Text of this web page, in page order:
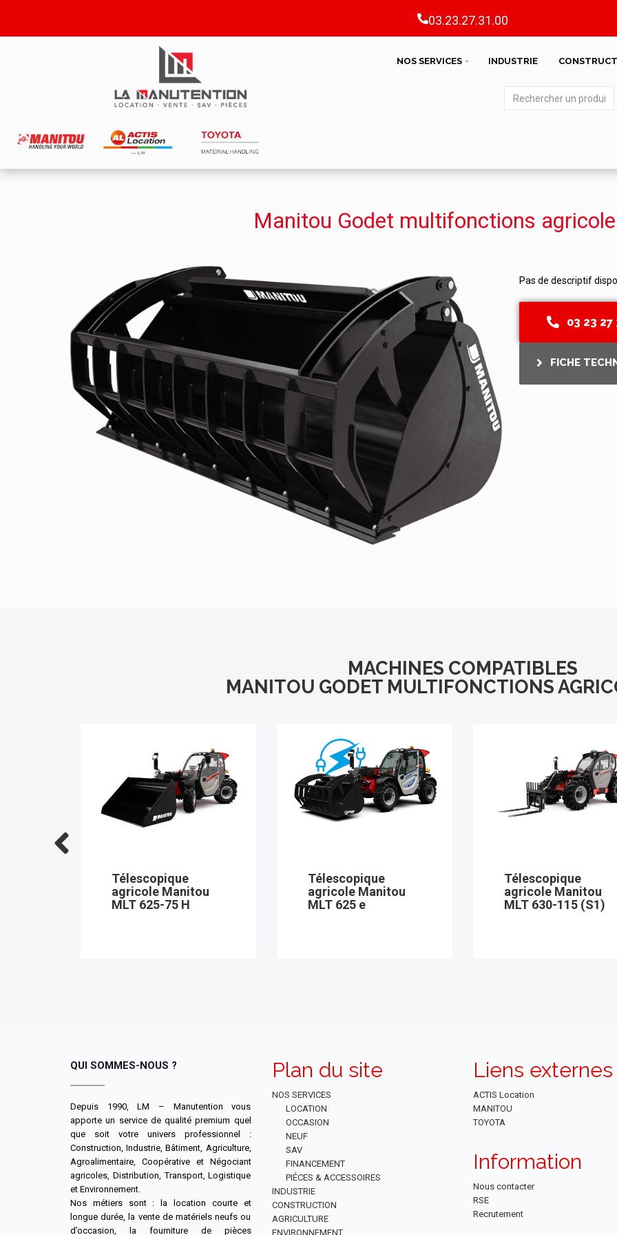
03.23.27.31.00
NOS SERVICES INDUSTRIE
Manitou Godet multifonctions
Pas de descriptif
03 23 27
FICHE
MACHINES COMPATIBLES
MANITOU GODET MULTIFONCTIONS
Télescopique
agricole Manitou
MLT 630-115 V CP
Télescopique
agricole Manitou
MLT 635-130 PS+
Télescopique
agricole Manitou
MLT 635-140 V+
QUI SOMMES-NOUS ?
Depuis 1990, LM – Manutention vous
apporte un service de qualité premium quel
que soit votre univers professionnel :
Construction, Industrie, Bâtiment, Agriculture,
Agroalimentaire, Coopérative et Négociant
agricoles, Distribution, Transport, Logistique
et Environnement.
Nos métiers sont : la location courte et
longue durée, la vente de matériels neufs ou
d’occasion, la fourniture de pièces
Plan du site
NOS SERVICES
LOCATION
OCCASION
NEUF
SAV
FINANCEMENT
PIÉCES & ACCESSOIRES
INDUSTRIE
CONSTRUCTION
AGRICULTURE
ENVIRONNEMENT
Liens externes
ACTIS Location
MANITOU
TOYOTA
Information
Nous contacter
RSE
Recrutement